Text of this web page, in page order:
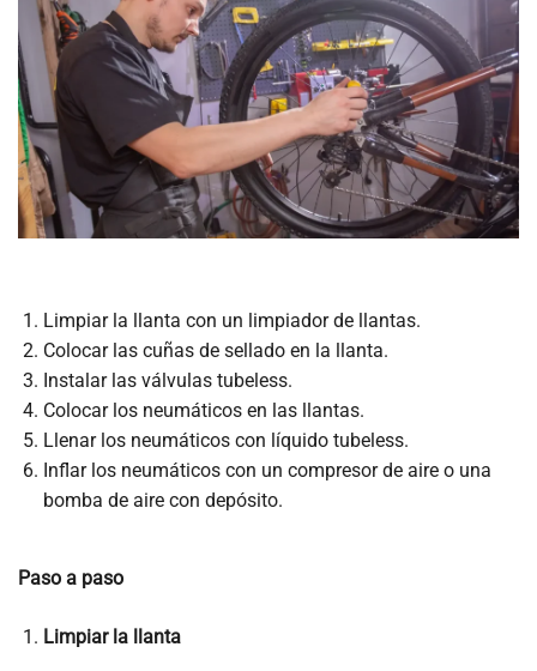
Limpiar la llanta con un limpiador de llantas.
Colocar las cuñas de sellado en la llanta.
Instalar las válvulas tubeless.
Colocar los neumáticos en las llantas.
Llenar los neumáticos con líquido tubeless.
Inflar los neumáticos con un compresor de aire o una
bomba de aire con depósito.
Paso a paso
Limpiar la llanta